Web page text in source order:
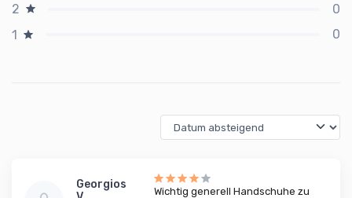
2
0
1
0
Georgios
Wichtig generell Handschuhe zu